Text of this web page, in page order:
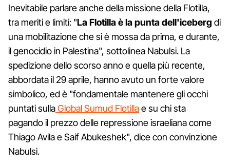
Inevitabile parlare anche della missione della Flotilla,
tra meriti e limiti: "La Flotilla è la punta dell'iceberg di
una mobilitazione che si è mossa da prima, e durante,
il genocidio in Palestina", sottolinea Nabulsi. La
spedizione dello scorso anno e quella più recente,
abbordata il 29 aprile, hanno avuto un forte valore
simbolico, ed è "fondamentale mantenere gli occhi
puntati sullaGlobal Sumud Flotillae su chi sta
pagando il prezzo delle repressione israeliana come
Thiago Avila e Saif Abukeshek", dice con convinzione
Nabulsi.